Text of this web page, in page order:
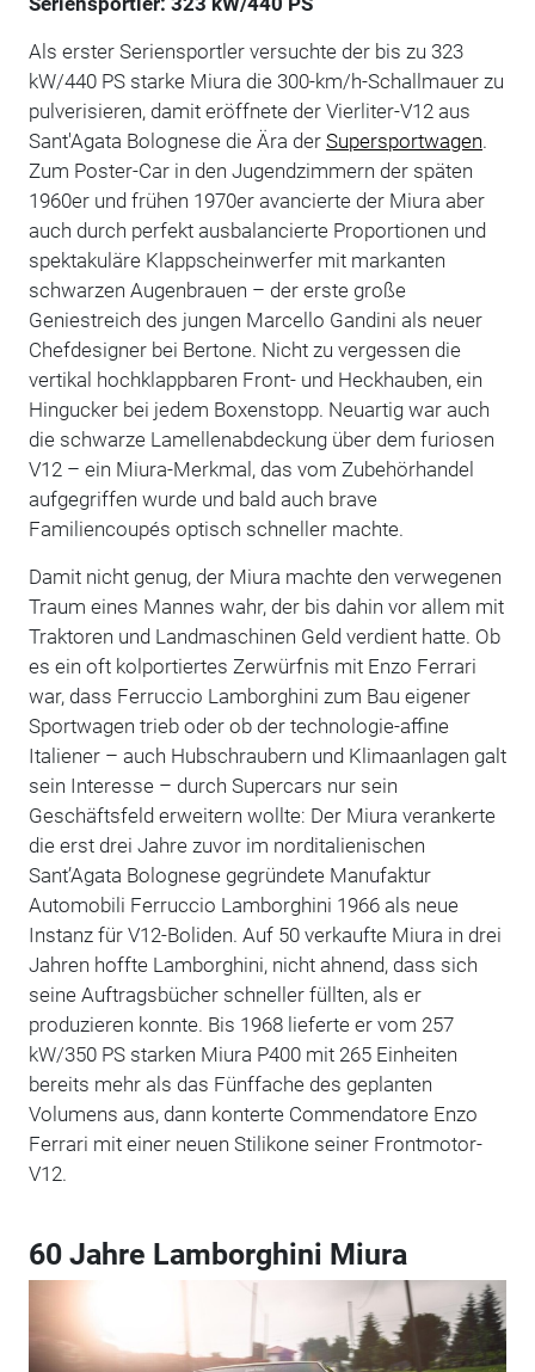
Als erster Seriensportler versuchte der bis zu 323
kW/440 PS starke Miura die 300-km/h-Schallmauer zu
pulverisieren, damit eröffnete der Vierliter-V12 aus
Sant'Agata Bolognese die Ära der Supersportwagen.
Zum Poster-Car in den Jugendzimmern der späten
1960er und frühen 1970er avancierte der Miura aber
auch durch perfekt ausbalancierte Proportionen und
spektakuläre Klappscheinwerfer mit markanten
schwarzen Augenbrauen – der erste große
Geniestreich des jungen Marcello Gandini als neuer
Chefdesigner bei Bertone. Nicht zu vergessen die
vertikal hochklappbaren Front- und Heckhauben, ein
Hingucker bei jedem Boxenstopp. Neuartig war auch
die schwarze Lamellenabdeckung über dem furiosen
V12 – ein Miura-Merkmal, das vom Zubehörhandel
aufgegriffen wurde und bald auch brave
Familiencoupés optisch schneller machte.
Damit nicht genug, der Miura machte den verwegenen
Traum eines Mannes wahr, der bis dahin vor allem mit
Traktoren und Landmaschinen Geld verdient hatte. Ob
es ein oft kolportiertes Zerwürfnis mit Enzo Ferrari
war, dass Ferruccio Lamborghini zum Bau eigener
Sportwagen trieb oder ob der technologie-affine
Italiener – auch Hubschraubern und Klimaanlagen galt
sein Interesse – durch Supercars nur sein
Geschäftsfeld erweitern wollte: Der Miura verankerte
die erst drei Jahre zuvor im norditalienischen
Sant’Agata Bolognese gegründete Manufaktur
Automobili Ferruccio Lamborghini 1966 als neue
Instanz für V12-Boliden. Auf 50 verkaufte Miura in drei
Jahren hoffte Lamborghini, nicht ahnend, dass sich
seine Auftragsbücher schneller füllten, als er
produzieren konnte. Bis 1968 lieferte er vom 257
kW/350 PS starken Miura P400 mit 265 Einheiten
bereits mehr als das Fünffache des geplanten
Volumens aus, dann konterte Commendatore Enzo
Ferrari mit einer neuen Stilikone seiner Frontmotor-
V12.
60 Jahre Lamborghini Miura